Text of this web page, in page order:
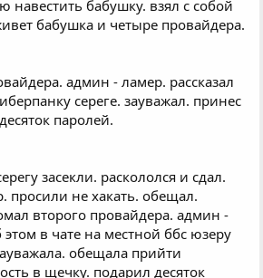
навестить бабушку. взял с собой
бабушка и четыре провайдера.
админ - ламер. рассказал
сереге. зауважал. принес
паролей.
засекли. раскололся и сдал.
просили не хакать. обещал.
второго провайдера. админ -
этом в чате на местной ббс юзеру
обещала прийти
в щечку. подарил десяток